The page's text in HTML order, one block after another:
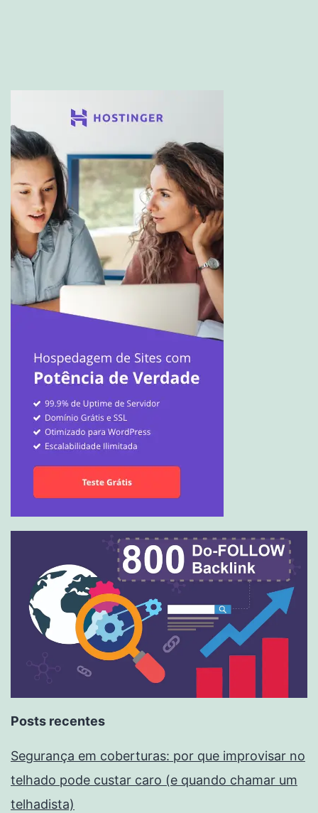
Posts recentes
Segurança em coberturas: por que improvisar no
telhado pode custar caro (e quando chamar um
telhadista)